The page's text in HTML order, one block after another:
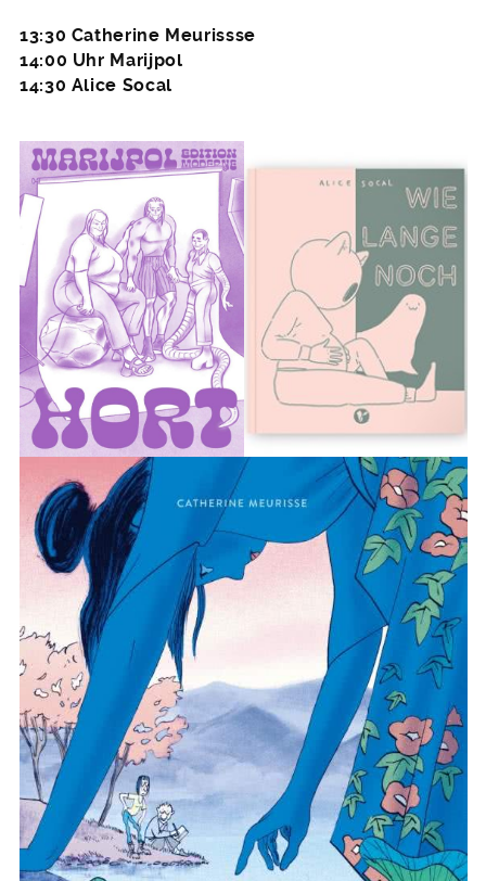
13:30 Catherine Meurissse
14:00 Uhr Marijpol
14:30 Alice Socal